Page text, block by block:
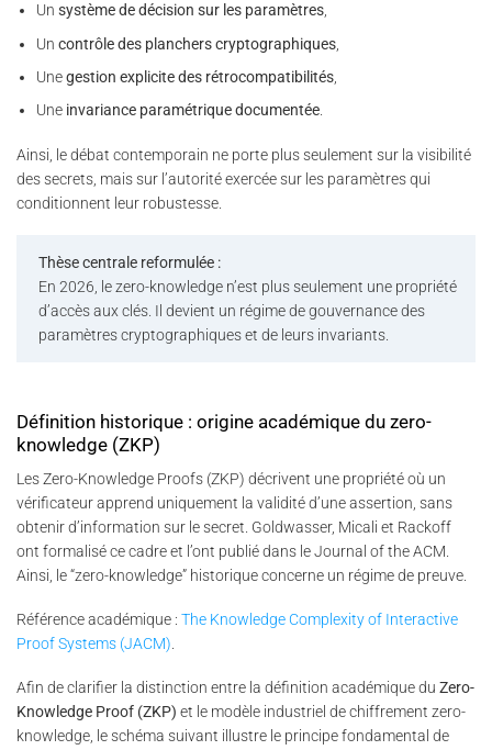
Unsystème de décision sur les paramètres
Uncontrôle des planchers cryptographiques
Unegestion explicite des rétrocompatibilités
Une invariance paramétrique documentée.
Ainsi, le débat contemporain ne porte plus seulement sur la visibilité
des secrets, mais sur l’autorité exercée sur les paramètres qui
conditionnent leur robustesse.
Thèse centrale reformulée :
En 2026, le zero-knowledge n’est plus seulement une propriété
d’accès aux clés. Il devient un régime de gouvernance des
paramètres cryptographiques et de leurs invariants.
Définition historique : origine académique du zero-
knowledge (ZKP)
Les Zero-Knowledge Proofs (ZKP) décrivent une propriété où un
vérificateur apprend uniquement la validité d’une assertion, sans
obtenir d’information sur le secret. Goldwasser, Micali et Rackoff
ont formalisé ce cadre et l’ont publié dans le Journal of the ACM.
Ainsi, le “zero-knowledge” historique concerne un régime de preuve.
Référence académique : The Knowledge Complexity of Interactive
Proof Systems (JACM)
Afin de clarifier la distinction entre la définition académique du Zero-
Knowledge Proof (ZKP) et le modèle industriel de chiffrement zero-
knowledge, le schéma suivant illustre le principe fondamental de